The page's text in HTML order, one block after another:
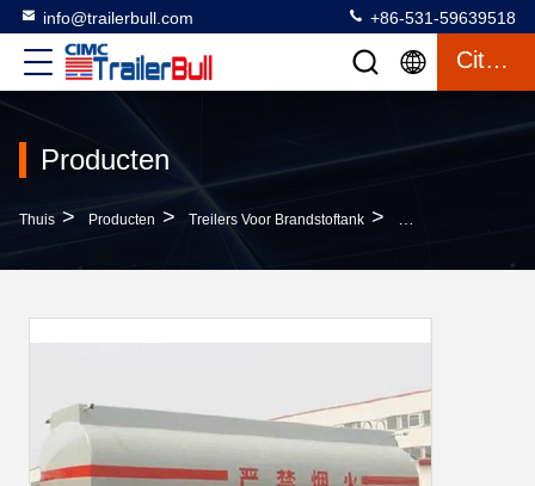
info@trailerbull.com +86-531-59639518
Citaat
Producten
Thuis > Producten > Treilers Voor Brandstoftank > Aluminiumbank